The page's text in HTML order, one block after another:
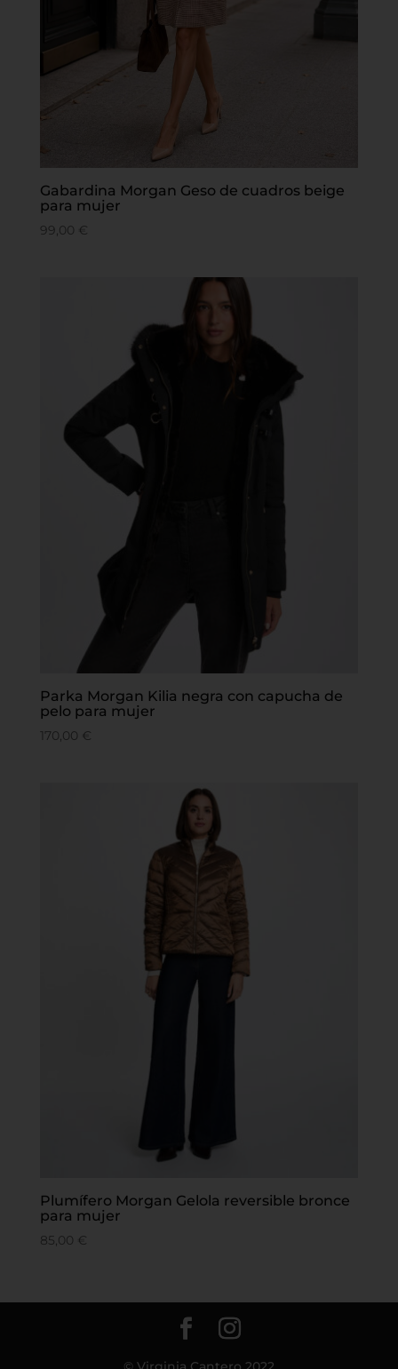
Gabardina Morgan Geso de cuadros beige
para mujer
99,00 €
Parka Morgan Kilia negra con capucha de
pelo para mujer
170,00 €
Plumífero Morgan Gelola reversible bronce
para mujer
85,00 €